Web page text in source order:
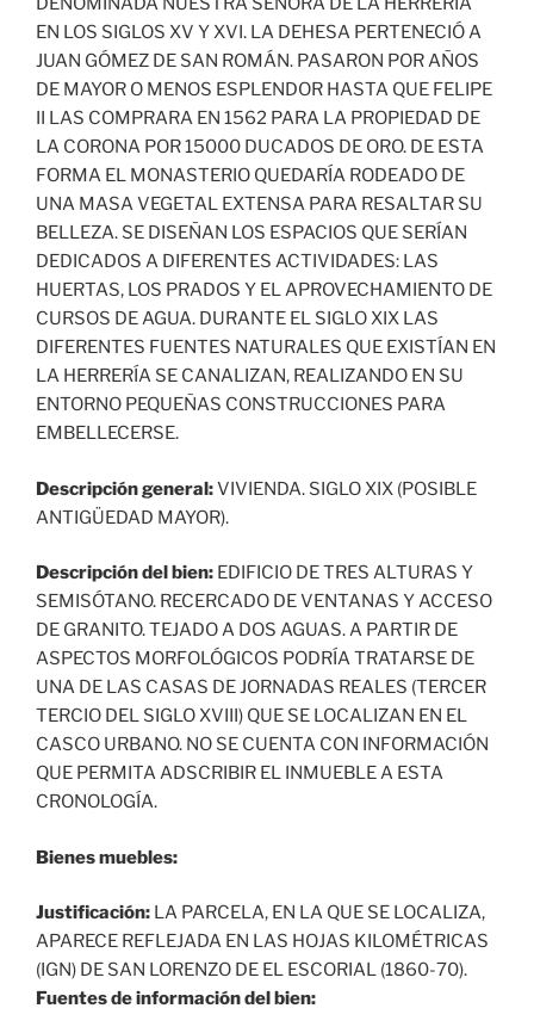
EN LOS SIGLOS XV Y XVI. LA DEHESA PERTENECIÓ A
JUAN GÓMEZ DE SAN ROMÁN. PASARON POR AÑOS
DE MAYOR O MENOS ESPLENDOR HASTA QUE FELIPE
II LAS COMPRARA EN 1562 PARA LA PROPIEDAD DE
LA CORONA POR 15000 DUCADOS DE ORO. DE ESTA
FORMA EL MONASTERIO QUEDARÍA RODEADO DE
UNA MASA VEGETAL EXTENSA PARA RESALTAR SU
BELLEZA. SE DISEÑAN LOS ESPACIOS QUE SERÍAN
DEDICADOS A DIFERENTES ACTIVIDADES: LAS
HUERTAS, LOS PRADOS Y EL APROVECHAMIENTO DE
CURSOS DE AGUA. DURANTE EL SIGLO XIX LAS
DIFERENTES FUENTES NATURALES QUE EXISTÍAN EN
LA HERRERÍA SE CANALIZAN, REALIZANDO EN SU
ENTORNO PEQUEÑAS CONSTRUCCIONES PARA
EMBELLECERSE.
Descripción general:VIVIENDA. SIGLO XIX (POSIBLE
ANTIGÜEDAD MAYOR).
Descripción del bien: EDIFICIO DE TRES ALTURAS Y
SEMISÓTANO. RECERCADO DE VENTANAS Y ACCESO
DE GRANITO. TEJADO A DOS AGUAS. A PARTIR DE
ASPECTOS MORFOLÓGICOS PODRÍA TRATARSE DE
UNA DE LAS CASAS DE JORNADAS REALES (TERCER
TERCIO DEL SIGLO XVIII) QUE SE LOCALIZAN EN EL
CASCO URBANO. NO SE CUENTA CON INFORMACIÓN
QUE PERMITA ADSCRIBIR EL INMUEBLE A ESTA
CRONOLOGÍA.
Bienes muebles:
Justificación: LA PARCELA, EN LA QUE SE LOCALIZA,
APARECE REFLEJADA EN LAS HOJAS KILOMÉTRICAS
(IGN) DE SAN LORENZO DE EL ESCORIAL (1860-70).
Fuentes de información del bien: